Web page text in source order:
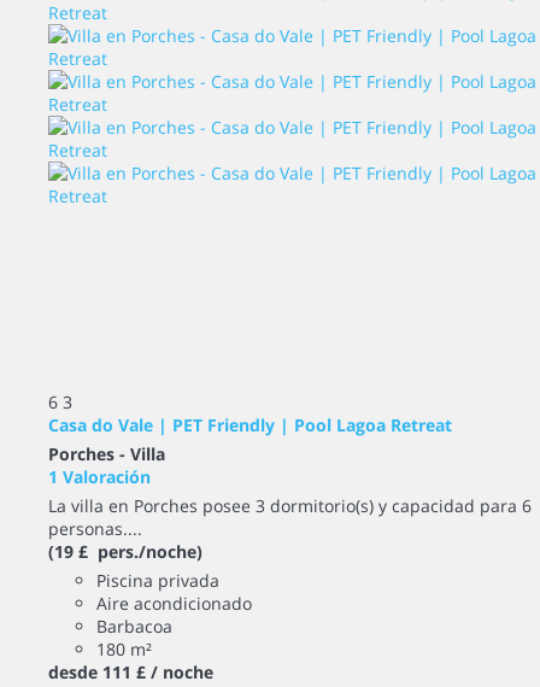
6 3
Casa do Vale | PET Friendly | Pool Lagoa Retreat
Porches - Villa
1 Valoración
La villa en Porches posee 3 dormitorio(s) y capacidad para 6
personas....
(19 £ pers./noche)
Piscina privada
Aire acondicionado
Barbacoa
180 m²
desde 111 £ / noche